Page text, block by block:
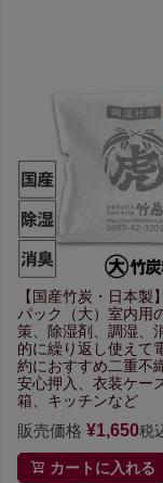
【国産竹炭・日本製】
パック（大） 室内用
策、除湿剤、調湿、
的に繰り返し使えて
約におすすめ二重不
安心押入、衣装ケー
箱、キッチンなど
販売価格 ¥1,650税
カートに入れる